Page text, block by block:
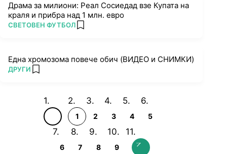
Драма за милиони: Реал Сосиедад взе Купата на
краля и прибра над 1 млн. евро
ПОВЕЧЕ ОТ
СВЕТОВЕН ФУТБОЛ add favorites
Една хромозома повече обич (ВИДЕО и СНИМКИ)
ПОВЕЧЕ ОТ
ДРУГИ add favorites
1 2 3 4 5
6 7 8 9